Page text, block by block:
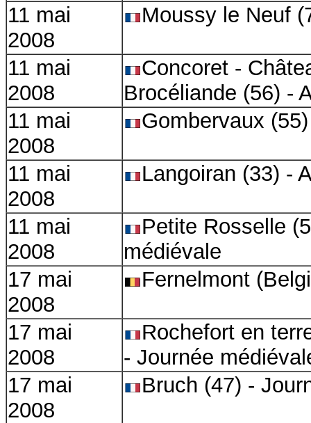
11 mai
2008
Moussy le Neuf
11 mai
2008
Concoret -
Brocéliande (56) -
11 mai
2008
Gombervaux
11 mai
2008
Langoiran (33) -
11 mai
2008
Petite Rosselle
médiévale
17 mai
2008
Fernelmont
17 mai
2008
Rochefort en
- Journée
17 mai
2008
Bruch (47) -